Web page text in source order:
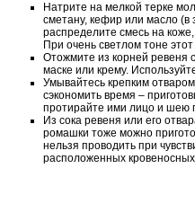
Натрите на мелкой терке
сметану, кефир или масло (в
распределите смесь на
При очень светлом тоне
Отожмите из корней ревеня
маске или крему.
Умывайтесь крепким
сэкономить время –
протирайте ими лицо и шею
Из сока ревеня или его
ромашки тоже можно
нельзя проводить при
расположенных кровеносных